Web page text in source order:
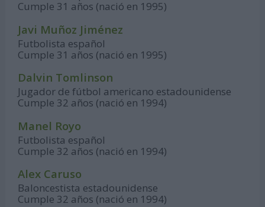
Cumple 31 años (nació en 1995)
Javi Muñoz Jiménez
Futbolista español
Cumple 31 años (nació en 1995)
Dalvin Tomlinson
Jugador de fútbol americano estadounidense
Cumple 32 años (nació en 1994)
Manel Royo
Futbolista español
Cumple 32 años (nació en 1994)
Alex Caruso
Baloncestista estadounidense
Cumple 32 años (nació en 1994)